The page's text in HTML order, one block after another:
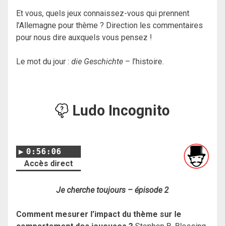
Et vous, quels jeux connaissez-vous qui prennent
l’Allemagne pour thème ? Direction les commentaires
pour nous dire auxquels vous pensez !
Le mot du jour : die Geschichte – l’histoire.
Ludo Incognito
0:56:06
Accès direct
Je cherche toujours – épisode 2
Comment mesurer l’impact du thème sur le